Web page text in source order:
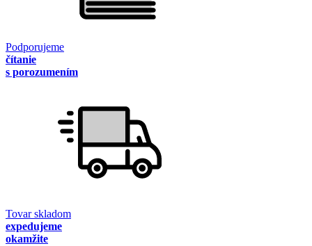
Podporujeme
čítanie
s porozumením
Tovar skladom
expedujeme
okamžite